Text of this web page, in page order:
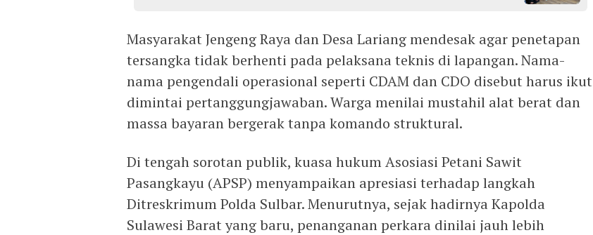
Masyarakat Jengeng Raya dan Desa Lariang mendesak agar penetapan
tersangka tidak berhenti pada pelaksana teknis di lapangan. Nama-
nama pengendali operasional seperti CDAM dan CDO disebut harus ikut
dimintai pertanggungjawaban. Warga menilai mustahil alat berat dan
massa bayaran bergerak tanpa komando struktural.
Di tengah sorotan publik, kuasa hukum Asosiasi Petani Sawit
Pasangkayu (APSP) menyampaikan apresiasi terhadap langkah
Ditreskrimum Polda Sulbar. Menurutnya, sejak hadirnya Kapolda
Sulawesi Barat yang baru, penanganan perkara dinilai jauh lebih